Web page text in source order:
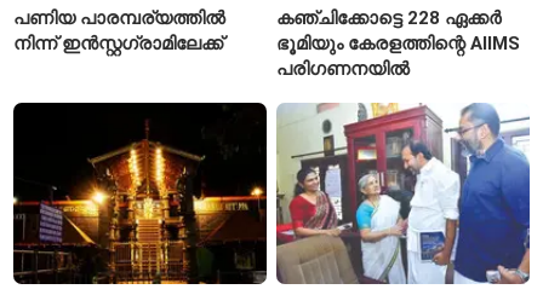
പണിയ പാരമ്പര്യത്തിൽ
നിന്ന് ഇൻസ്റ്റഗ്രാമിലേക്ക്
കഞ്ചിക്കോട്ടെ 228 ഏക്കർ
ഭൂമിയും കേരളത്തിന്റെ AIIMS
പരിഗണനയിൽ